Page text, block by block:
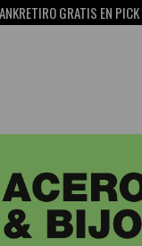
RETIRO GRATIS EN PICK UP